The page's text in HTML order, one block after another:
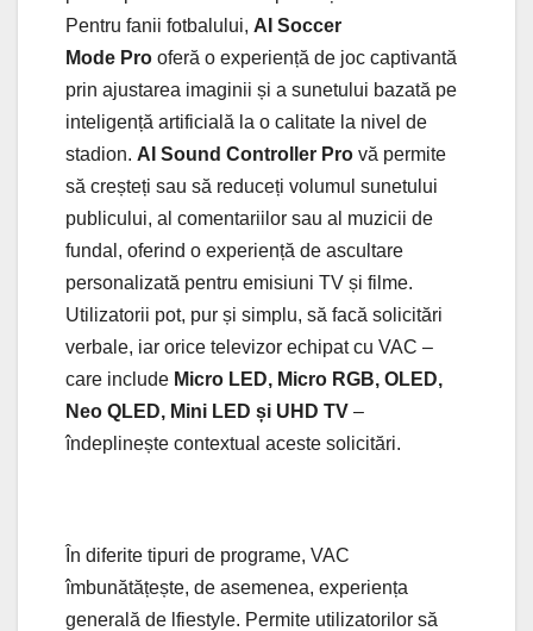
Pentru fanii fotbalului, AI Soccer
Mode Pro oferă o experiență de joc captivantă
prin ajustarea imaginii și a sunetului bazată pe
inteligență artificială la o calitate la nivel de
stadion. AI Sound Controller Pro vă permite
să creșteți sau să reduceți volumul sunetului
publicului, al comentariilor sau al muzicii de
fundal, oferind o experiență de ascultare
personalizată pentru emisiuni TV și filme.
Utilizatorii pot, pur și simplu, să facă solicitări
verbale, iar orice televizor echipat cu VAC –
care include Micro LED, Micro RGB, OLED,
Neo QLED, Mini LED și UHD TV –
îndeplinește contextual aceste solicitări.
În diferite tipuri de programe, VAC
îmbunătățește, de asemenea, experiența
generală de lfiestyle. Permite utilizatorilor să